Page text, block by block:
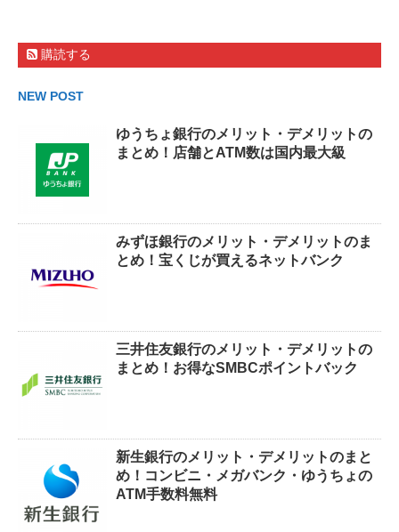
購読する
NEW POST
ゆうちょ銀行のメリット・デメリットの
まとめ！店舗とATM数は国内最大級
みずほ銀行のメリット・デメリットのま
とめ！宝くじが買えるネットバンク
三井住友銀行のメリット・デメリットの
まとめ！お得なSMBCポイントバック
新生銀行のメリット・デメリットのまと
め！コンビニ・メガバンク・ゆうちょの
ATM手数料無料